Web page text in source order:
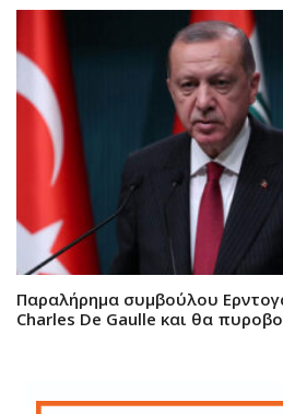
Παραλήρημα συμβούλου
Charles De Gaulle και θα